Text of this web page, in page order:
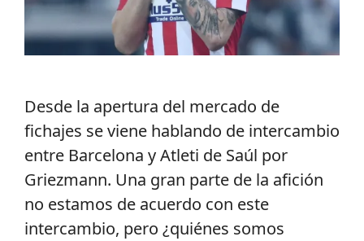
Desde la apertura del mercado de
fichajes se viene hablando de intercambio
entre Barcelona y Atleti de Saúl por
Griezmann. Una gran parte de la afición
no estamos de acuerdo con este
intercambio, pero ¿quiénes somos